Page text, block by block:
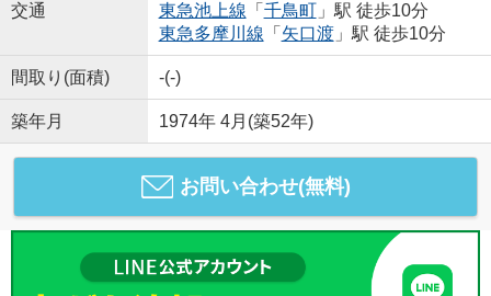
交通
東急池上線 「 千鳥町」駅 徒歩10分
東急多摩川線 「 矢口渡」駅 徒歩10分
間取り(面積) -(-)
築年月 1974年 4月(築52年)
お問い合わせ(無料)